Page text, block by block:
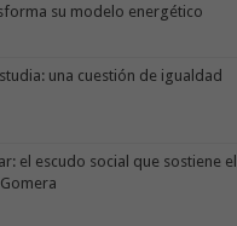
su modelo energético
una cuestión de igualdad
el escudo social que sostiene el